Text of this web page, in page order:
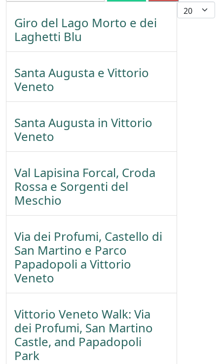
Display #
Giro del Lago Morto e dei
Laghetti Blu
Santa Augusta e Vittorio
Veneto
Santa Augusta in Vittorio
Veneto
Val Lapisina Forcal, Croda
Rossa e Sorgenti del
Meschio
Via dei Profumi, Castello di
San Martino e Parco
Papadopoli a Vittorio
Veneto
Vittorio Veneto Walk: Via
dei Profumi, San Martino
Castle, and Papadopoli
Park